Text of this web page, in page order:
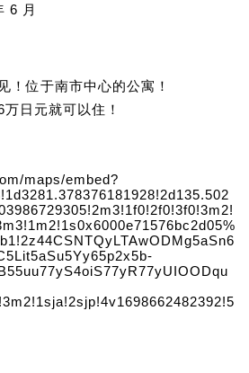
6 月
！位于南市中心的公寓！
日元就可以住！
maps/embed?